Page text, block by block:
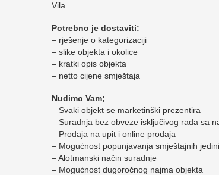
Vila
Potrebno je dostaviti:
– rješenje o kategorizaciji
– slike objekta i okolice
– kratki opis objekta
– netto cijene smještaja
Nudimo Vam;
– Svaki objekt se marketinški prezentira
– Suradnja bez obveze isključivog rada sa
– Prodaja na upit i online prodaja
– Mogućnost popunjavanja smještajnih
– Alotmanski način suradnje
– Mogućnost dugoročnog najma objekta